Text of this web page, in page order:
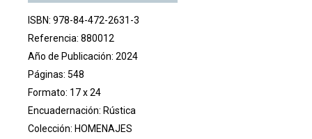
ISBN: 978-84-472-2631-3
Referencia: 880012
Año de Publicación: 2024
Páginas: 548
Formato: 17 x 24
Encuadernación: Rústica
Colección: HOMENAJES